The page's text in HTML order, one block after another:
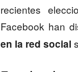
recientes
Facebook han
en la red social